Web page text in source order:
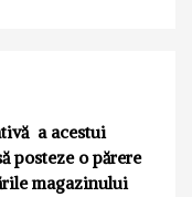
a acestui
posteze o părere
magazinului